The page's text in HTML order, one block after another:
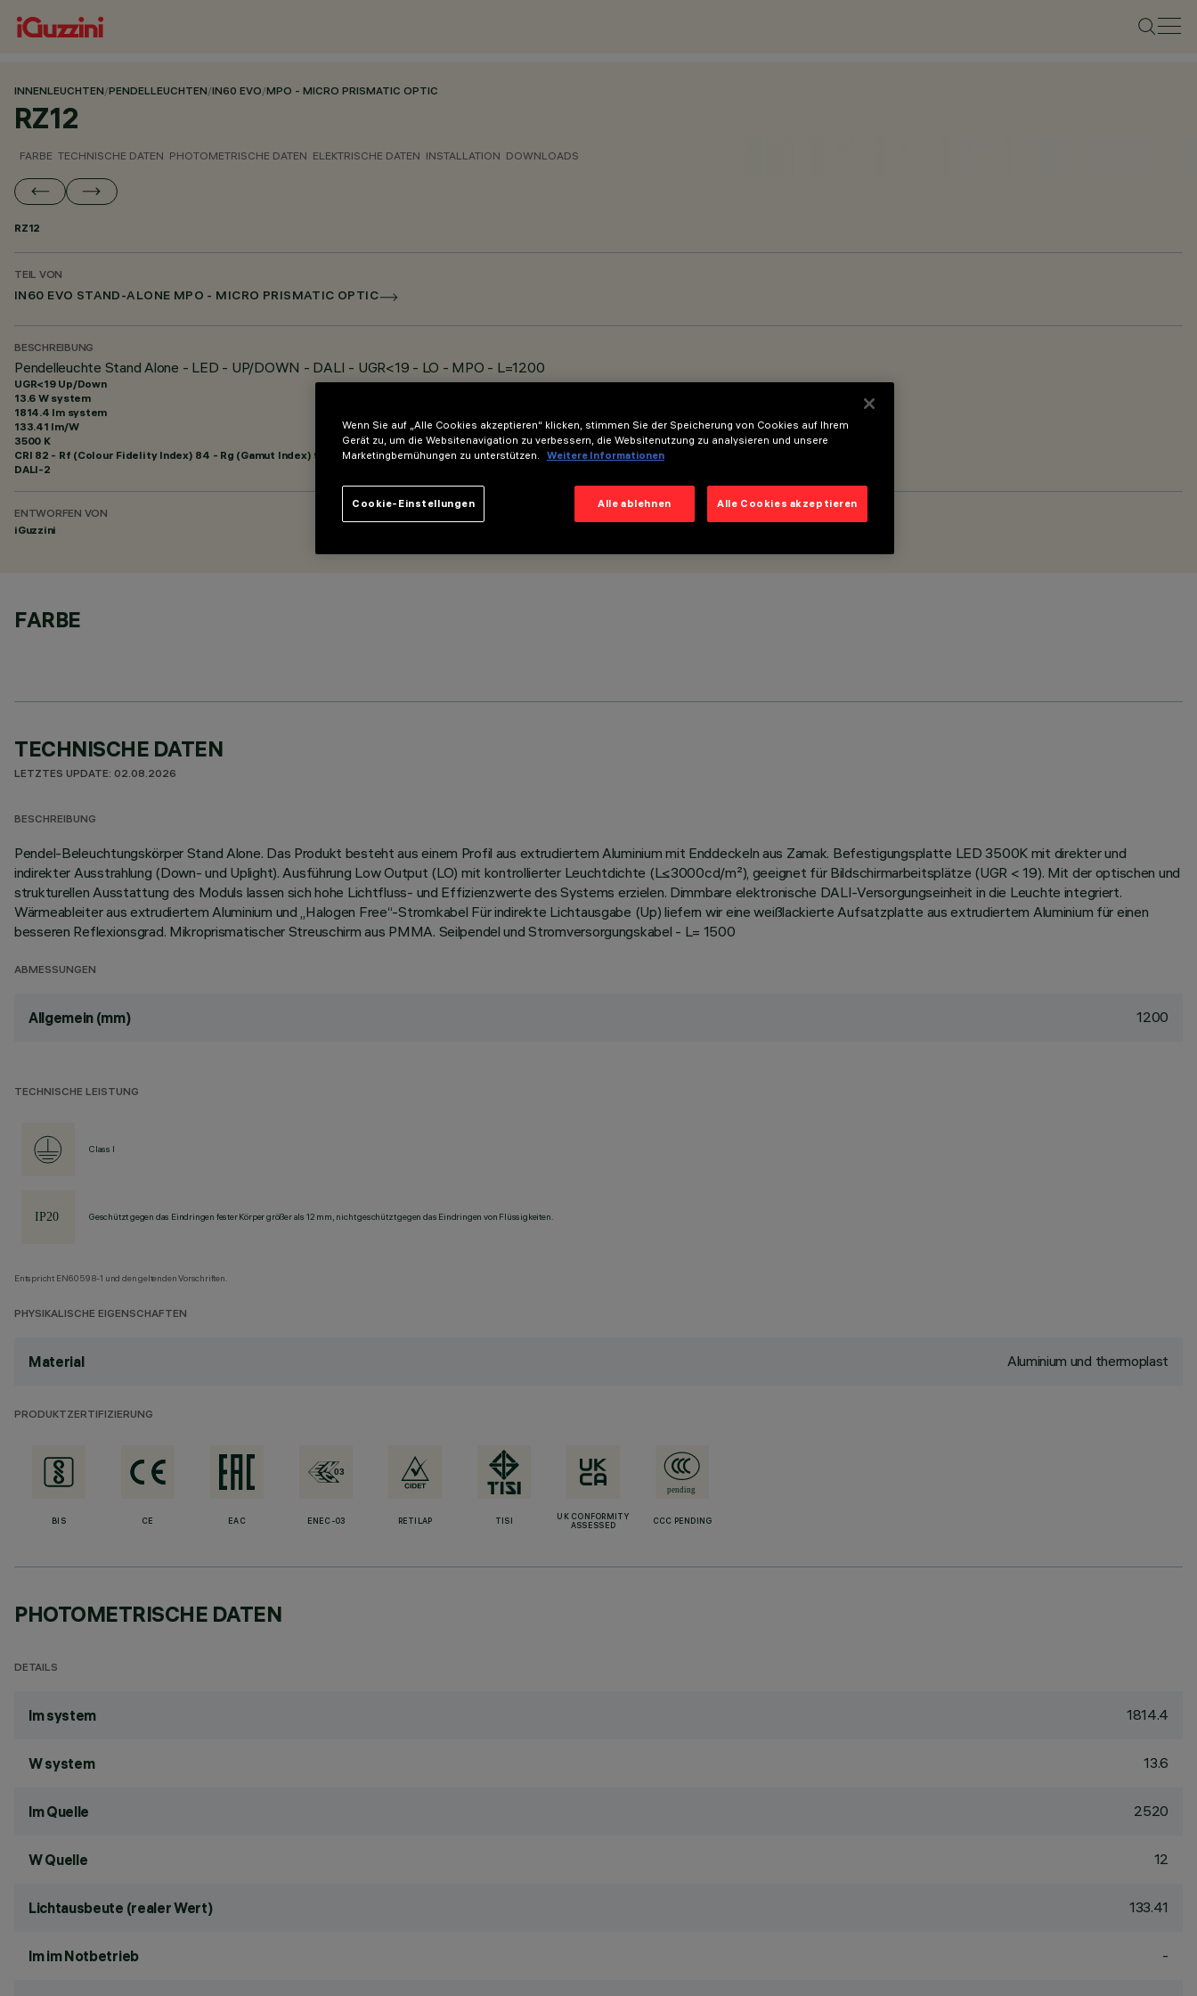
INNENLEUCHTEN/PENDELLEUCHTEN/IN60 EVO/MPO - MICRO PRISMATIC OPTIC
RZ12
FARBE TECHNISCHE DATEN PHOTOMETRISCHE DATEN ELEKTRISCHE DATEN INSTALLATION DOWNLOADS
RZ12
TEIL VON
IN60 EVO STAND-ALONE MPO - MICRO PRISMATIC OPTIC
BESCHREIBUNG
Pendelleuchte Stand Alone - LED - UP/DOWN - DALI - UGR<19 - LO - MPO - L=1200
UGR<19 Up/Down
13.6 W system
1814.4 lm system
133.41 lm/W
3500 K
CRI 82 - Rf (Colour Fidelity Index) 84 - Rg (Gamut Index) 94
DALI-2
ENTWORFEN VON
iGuzzini
FARBE
TECHNISCHE DATEN
LETZTES UPDATE: 02.08.2026
BESCHREIBUNG
Pendel-Beleuchtungskörper Stand Alone. Das Produkt besteht aus einem Profil aus extrudiertem Aluminium mit Enddeckeln aus Zamak. Befestigungsplatte LED 3500K mit direkter und
indirekter Ausstrahlung (Down- und Uplight). Ausführung Low Output (LO) mit kontrollierter Leuchtdichte (L≤3000cd/m²), geeignet für Bildschirmarbeitsplätze (UGR < 19). Mit der optischen und
strukturellen Ausstattung des Moduls lassen sich hohe Lichtfluss- und Effizienzwerte des Systems erzielen. Dimmbare elektronische DALI-Versorgungseinheit in die Leuchte integriert.
Wärmeableiter aus extrudiertem Aluminium und „Halogen Free“-Stromkabel Für indirekte Lichtausgabe (Up) liefern wir eine weißlackierte Aufsatzplatte aus extrudiertem Aluminium für einen
besseren Reflexionsgrad. Mikroprismatischer Streuschirm aus PMMA. Seilpendel und Stromversorgungskabel - L= 1500
ABMESSUNGEN
Allgemein (mm) 1200
TECHNISCHE LEISTUNG
Class I
Geschützt gegen das Eindringen fester Körper größer als 12 mm, nicht geschützt gegen das Eindringen von Flüssigkeiten.
Entspricht EN60598-1 und den geltenden Vorschriften.
PHYSIKALISCHE EIGENSCHAFTEN
Material Aluminium und thermoplast
PRODUKTZERTIFIZIERUNG
BIS CE EAC ENEC-03 RETILAP TISI
UK CONFORMITY
ASSESSED
CCC PENDING
PHOTOMETRISCHE DATEN
DETAILS
lm system 1814.4
W system 13.6
lm Quelle 2520
W Quelle 12
Lichtausbeute (realer Wert) 133.41
lm im Notbetrieb -
Wenn Sie auf „Alle Cookies akzeptieren“ klicken, stimmen Sie der Speicherung von Cookies auf Ihrem
Gerät zu, um die Websitenavigation zu verbessern, die Websitenutzung zu analysieren und unsere
Marketingbemühungen zu unterstützen.
Weitere Informationen
Alle ablehnen Alle Cookies akzeptieren
Cookie-Einstellungen